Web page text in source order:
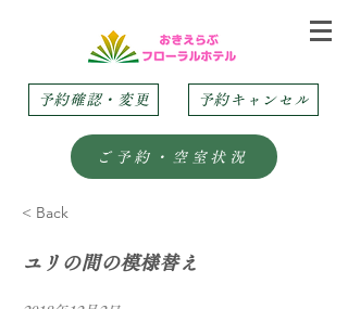
予約確認・変更 予約キャンセル
ご予約・空室状況
< Back
ユリの間の模様替え